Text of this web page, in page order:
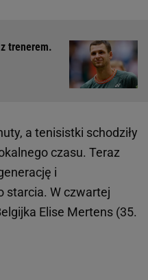
trenerem.
a tenisistki schodziły
czasu. Teraz
i
starcia. W czwartej
Elise Mertens (35.